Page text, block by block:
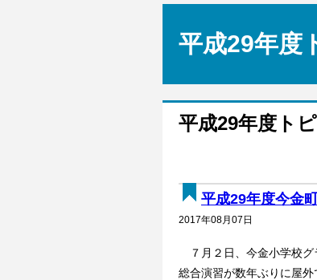
平成29年度
平成29年度ト
平成29年度今金
2017年08月07日
７月２日、今金小学校グ
総合演習が数年ぶりに屋外